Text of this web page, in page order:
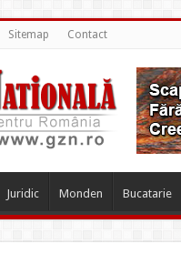
Sitemap Contact
Juridic Monden Bucatarie